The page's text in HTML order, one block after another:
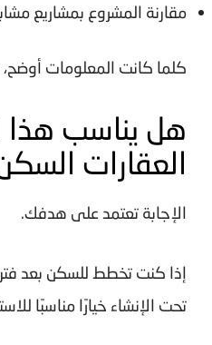
مقارنة المشروع بمشاريع
كلما كانت المعلومات أوضح،
هل يناسب هذا
العقارات
الإجابة تعتمد على هدفك.
إذا كنت تخطط للسكن بعد
تحت الإنشاء خيارًا مناسبًا